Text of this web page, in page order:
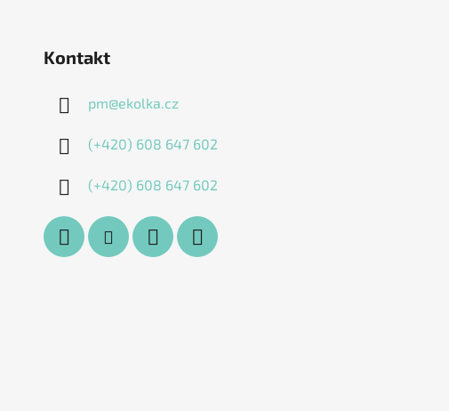
Kontakt
pm@ekolka.cz
(+420) 608 647 602
(+420) 608 647 602